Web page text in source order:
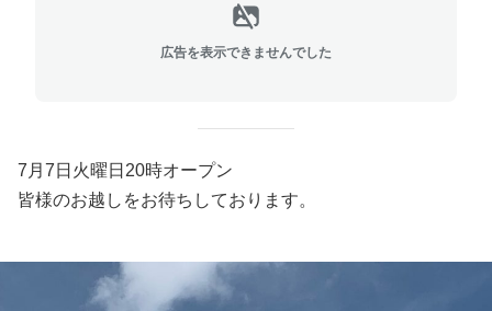
広告を表示できませんでした
7月7日火曜日20時オープン
皆様のお越しをお待ちしております。